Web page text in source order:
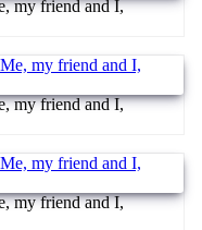
my friend and I,
my friend and I,
my friend and I,